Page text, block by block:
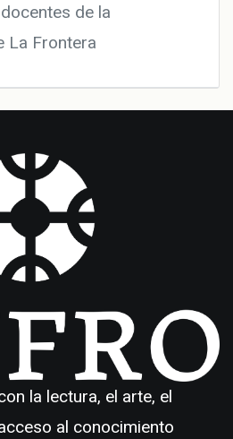
de la
La Frontera
la lectura, el arte, el
al conocimiento